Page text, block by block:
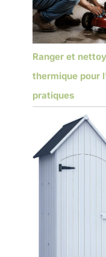
Ranger et
thermique pour
pratiques